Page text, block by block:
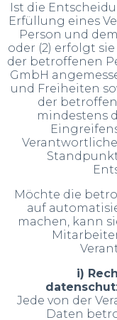
Ist die
Erfüllung eines
Person und
oder (2) erfolgt
der betroffenen
GmbH
und Freiheiten
der
mindestens
Möchte die
auf
machen, kann
i)
Jede von der
Daten